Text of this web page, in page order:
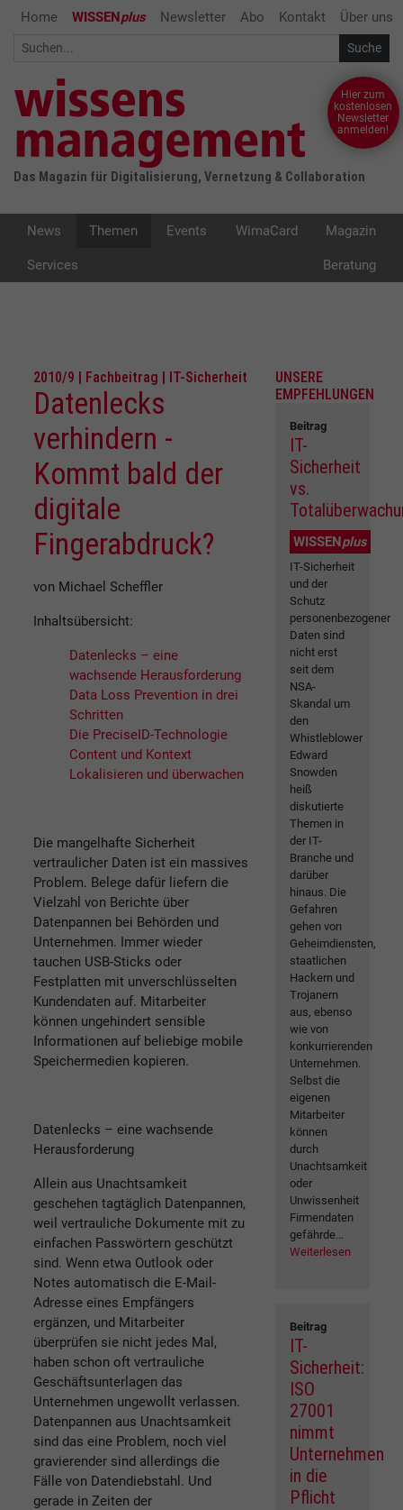
Home WISSENplus Newsletter Abo Kontakt Über uns
Das Magazin für Digitalisierung, Vernetzung & Collaboration
Hier zum
kostenlosen
Newsletter
anmelden!
News Themen Events WimaCard Magazin
Services Beratung
2010/9 | Fachbeitrag | IT-Sicherheit
Datenlecks
verhindern -
Kommt bald der
digitale
Fingerabdruck?
von Michael Scheffler
Inhaltsübersicht:
Datenlecks – eine
wachsende Herausforderung
Data Loss Prevention in drei
Schritten
Die PreciseID-Technologie
Content und Kontext
Lokalisieren und überwachen
Die mangelhafte Sicherheit
vertraulicher Daten ist ein massives
Problem. Belege dafür liefern die
Vielzahl von Berichte über
Datenpannen bei Behörden und
Unternehmen. Immer wieder
tauchen USB-Sticks oder
Festplatten mit unverschlüsselten
Kundendaten auf. Mitarbeiter
können ungehindert sensible
Informationen auf beliebige mobile
Speichermedien kopieren.
Datenlecks – eine wachsende
Herausforderung
Allein aus Unachtsamkeit
geschehen tagtäglich Datenpannen,
weil vertrauliche Dokumente mit zu
einfachen Passwörtern geschützt
sind. Wenn etwa Outlook oder
Notes automatisch die E-Mail-
Adresse eines Empfängers
ergänzen, und Mitarbeiter
überprüfen sie nicht jedes Mal,
haben schon oft vertrauliche
Geschäftsunterlagen das
Unternehmen ungewollt verlassen.
Datenpannen aus Unachtsamkeit
sind das eine Problem, noch viel
gravierender sind allerdings die
Fälle von Datendiebstahl. Und
gerade in Zeiten der
UNSERE
EMPFEHLUNGEN
Beitrag
IT-
Sicherheit
vs.
WISSENplus
IT-Sicherheit
und der
Schutz
personenbezogener
Daten sind
nicht erst
seit dem
NSA-
Skandal um
den
Whistleblower
Edward
Snowden
heiß
diskutierte
Themen in
der IT-
Branche und
darüber
hinaus. Die
Gefahren
gehen von
Geheimdiensten,
staatlichen
Hackern und
Trojanern
aus, ebenso
wie von
konkurrierenden
Unternehmen.
Selbst die
eigenen
Mitarbeiter
können
durch
Unachtsamkeit
oder
Unwissenheit
Firmendaten
gefährde...
Weiterlesen
Beitrag
IT-
Sicherheit:
ISO
27001
nimmt
Unternehmen
in die
Pflicht